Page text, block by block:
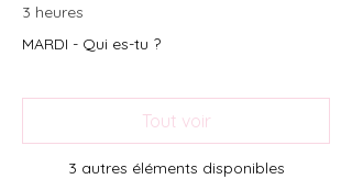
3 heures
MARDI - Qui es-tu ?
3 autres éléments disponibles
Tout voir